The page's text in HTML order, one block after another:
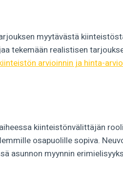
myytävästä
tekemään realistisen
arvioinnin ja hinta-
kiinteistönvälittäjän
osapuolille sopiva.
asunnon myynnin